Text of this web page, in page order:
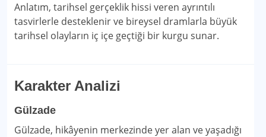
Anlatım, tarihsel gerçeklik hissi veren ayrıntılı
tasvirlerle desteklenir ve bireysel dramlarla büyük
tarihsel olayların iç içe geçtiği bir kurgu sunar.
Karakter Analizi
Gülzade
Gülzade, hikâyenin merkezinde yer alan ve yaşadığı